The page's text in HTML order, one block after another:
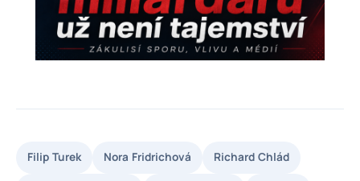
Filip Turek Nora Fridrichová Richard Chlád